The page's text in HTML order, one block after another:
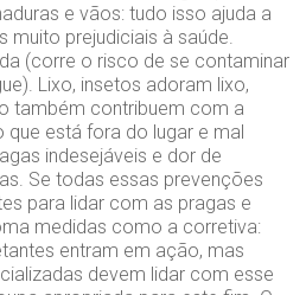
e vãos: tudo isso ajuda a
muito prejudiciais à saúde.
(corre o risco de se contaminar
Lixo, insetos adoram lixo,
também contribuem com a
que está fora do lugar e mal
indesejáveis e dor de
Se todas essas prevenções
para lidar com as pragas e
medidas como a corretiva:
entram em ação, mas
devem lidar com esse